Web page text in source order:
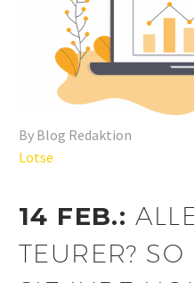
By Blog Redaktion
Lotse
14 FEB.:
TEURER?